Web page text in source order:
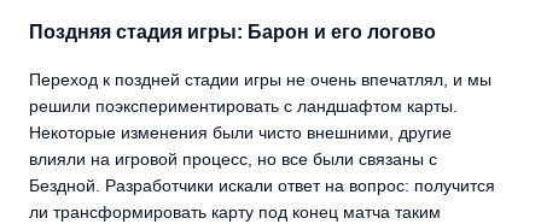
Поздняя стадия игры: Барон и его логово
Переход к поздней стадии игры не очень впечатлял, и мы
решили поэкспериментировать с ландшафтом карты.
Некоторые изменения были чисто внешними, другие
влияли на игровой процесс, но все были связаны с
Бездной. Разработчики искали ответ на вопрос: получится
ли трансформировать карту под конец матча таким